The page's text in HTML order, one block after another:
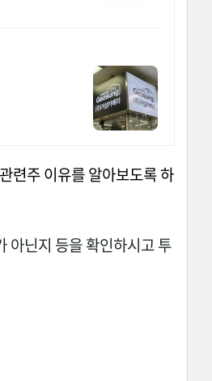
련주 이유를 알아보도록 하
아닌지 등을 확인하시고 투